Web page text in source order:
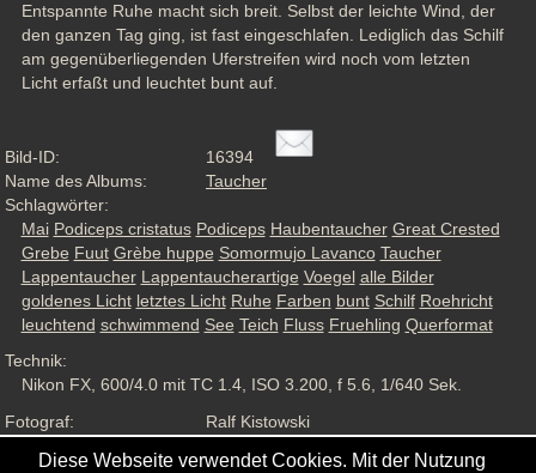
Entspannte Ruhe macht sich breit. Selbst der leichte Wind, der
den ganzen Tag ging, ist fast eingeschlafen. Lediglich das Schilf
am gegenüberliegenden Uferstreifen wird noch vom letzten
Licht erfaßt und leuchtet bunt auf.
Bild-ID:
16394
Name des Albums:
Taucher
Schlagwörter:
Mai Podiceps cristatus Podiceps Haubentaucher Great Crested
Grebe Fuut Grèbe huppe Somormujo Lavanco Taucher
Lappentaucher Lappentaucherartige Voegel alle Bilder
goldenes Licht letztes Licht Ruhe Farben bunt Schilf Roehricht
leuchtend schwimmend See Teich Fluss Fruehling Querformat
Technik:
Nikon FX, 600/4.0 mit TC 1.4, ISO 3.200, f 5.6, 1/640 Sek.
Fotograf:
Ralf Kistowski
Diese Webseite verwendet Cookies. Mit der Nutzung